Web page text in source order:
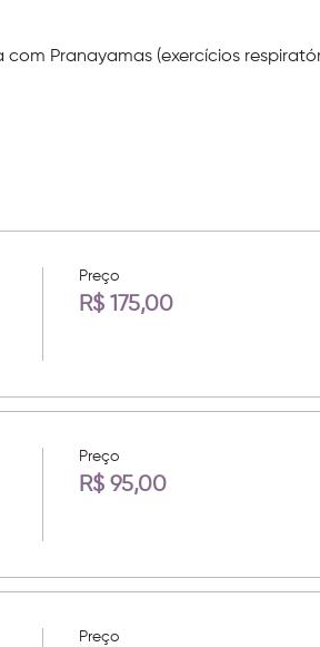
Pranayamas (exercícios
Preço
R$ 175,00
Preço
R$ 95,00
Preço